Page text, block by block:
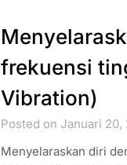
frekuensi
Vibration)
Posted on Januari 20,
Menyelaraskan diri